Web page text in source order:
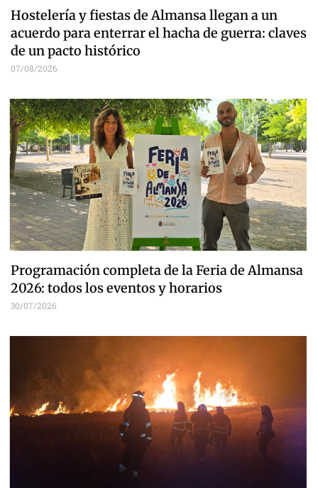
Hostelería y fiestas de Almansa llegan a un
acuerdo para enterrar el hacha de guerra: claves
de un pacto histórico
07/08/2026
Programación completa de la Feria de Almansa
2026: todos los eventos y horarios
30/07/2026